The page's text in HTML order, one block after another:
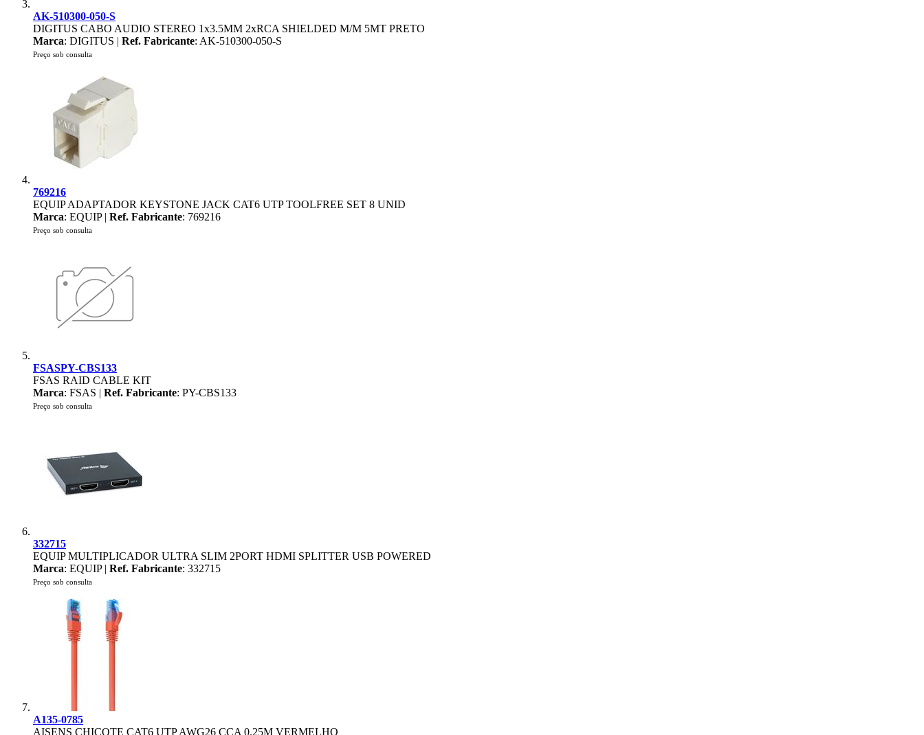
AK-510300-050-S
DIGITUS CABO AUDIO STEREO 1x3.5MM 2xRCA SHIELDED M/M 5MT PRETO
Marca: DIGITUS | Ref. Fabricante: AK-510300-050-S
Preço sob consulta
769216
EQUIP ADAPTADOR KEYSTONE JACK CAT6 UTP TOOLFREE SET 8 UNID
Marca: EQUIP | Ref. Fabricante: 769216
Preço sob consulta
FSASPY-CBS133
FSAS RAID CABLE KIT
Marca: FSAS | Ref. Fabricante: PY-CBS133
Preço sob consulta
332715
EQUIP MULTIPLICADOR ULTRA SLIM 2PORT HDMI SPLITTER USB POWERED
Marca: EQUIP | Ref. Fabricante: 332715
Preço sob consulta
A135-0785
AISENS CHICOTE CAT6 UTP AWG26 CCA 0.25M VERMELHO